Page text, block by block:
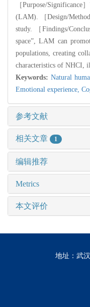
［Purpose/Significance
(LAM). ［Design/
study. ［Findings/
space”, LAM can
populations, creating
characteristics of NHCI,
Keywords: Natural
Emotional experience,
参考文献
相关文章 1
编辑推荐
Metrics
本文评价
地址：武